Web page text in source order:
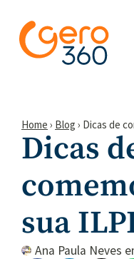
Home › Blog › Dicas de
Dicas
sua
Ana Paula Neves